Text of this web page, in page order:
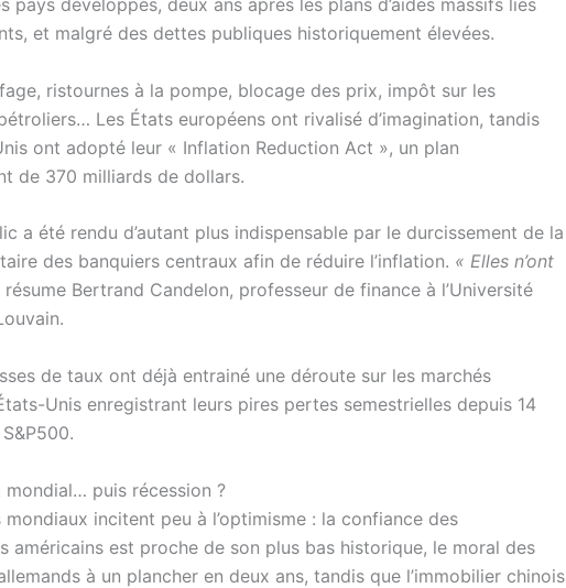
pays développés, deux ans après les plans d’aides massifs liés
et malgré des dettes publiques historiquement élevées.
ristournes à la pompe, blocage des prix, impôt sur les
Les États européens ont rivalisé d’imagination, tandis
ont adopté leur « Inflation Reduction Act », un plan
de 370 milliards de dollars.
a été rendu d’autant plus indispensable par le durcissement de la
des banquiers centraux afin de réduire l’inflation. « Elles n’ont
résume Bertrand Candelon, professeur de finance à l’Université
de taux ont déjà entrainé une déroute sur les marchés
Unis enregistrant leurs pires pertes semestrielles depuis 14
mondial… puis récession ?
mondiaux incitent peu à l’optimisme : la confiance des
américains est proche de son plus bas historique, le moral des
à un plancher en deux ans, tandis que l’immobilier chinois